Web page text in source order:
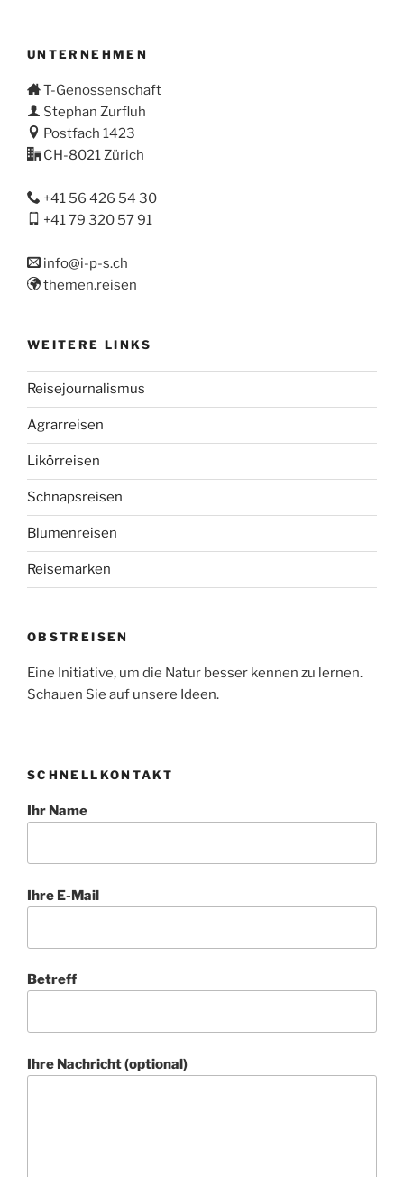
UNTERNEHMEN
T-Genossenschaft
Stephan Zurfluh
Postfach 1423
CH-8021 Zürich
+41 56 426 54 30
+41 79 320 57 91
info@i-p-s.ch
themen.reisen
WEITERE LINKS
Reisejournalismus
Agrarreisen
Likörreisen
Schnapsreisen
Blumenreisen
Reisemarken
OBSTREISEN
Eine Initiative, um die Natur besser kennen zu lernen.
Schauen Sie auf unsere Ideen.
SCHNELLKONTAKT
Ihr Name
Ihre E-Mail
Betreff
Ihre Nachricht (optional)